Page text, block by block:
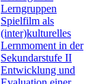
Lerngruppen
Spielfilm als
(inter)kulturelles
Lernmoment in der
Sekundarstufe II
Entwicklung und